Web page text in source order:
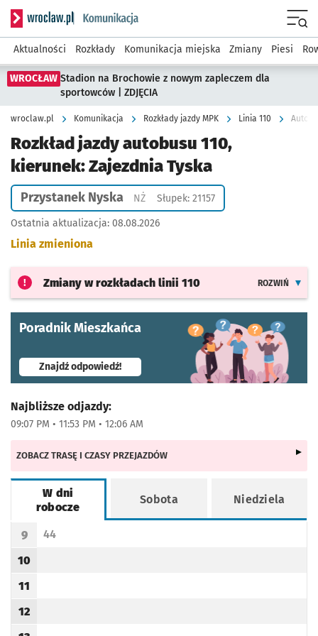
Serwis informacyjny wroclaw.pl podserwis: Komunikacja
Aktualności Rozkłady Komunikacja miejska Zmiany Piesi
WROCŁAW Stadion na Brochowie z nowym zapleczem dla
sportowców | ZDJĘCIA
wroclaw.pl Komunikacja Rozkłady jazdy MPK Linia 110
Rozkład jazdy autobusu 110,
kierunek: Zajezdnia Tyska
Przystanek Nyska NŻPrzystanek na życzenie
Słupek: 21157
Ostatnia aktualizacja: 08.08.2026
Linia zmieniona
Zmiany w rozkładach linii 110 ROZWIŃ
Poradnik Mieszkańca
Znajdź odpowiedź!- otworzy się w nowej karcie
Najbliższe odjazdy:
09:07 PM • 11:53 PM • 12:06 AM
ZOBACZ TRASĘ I CZASY PRZEJAZDÓW
W dni
robocze
Sobota Niedziela
Rozkład jazdy -
Godzina odjazdu
9
Odjazd
44
minut po godzinie 9
Godzina odjazdu
10
Godzina odjazdu
11
Godzina odjazdu
12